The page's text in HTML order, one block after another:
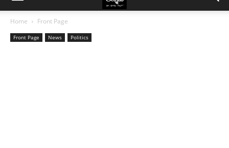
Home Front Page
Front Page News Politics